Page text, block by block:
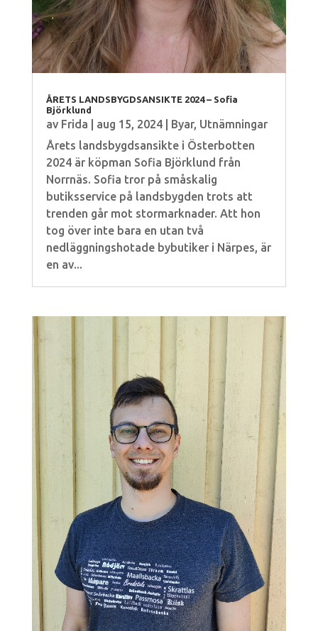
ÅRETS LANDSBYGDSANSIKTE 2024 – Sofia
Björklund
av Frida aug 15, 2024| Byar, Utnämningar
Årets landsbygdsansikte i Österbotten
2024 är köpman Sofia Björklund från
Norrnäs. Sofia tror på småskalig
butiksservice på landsbygden trots att
trenden går mot stormarknader. Att hon
tog över inte bara en utan två
nedläggningshotade bybutiker i Närpes, är
en av...